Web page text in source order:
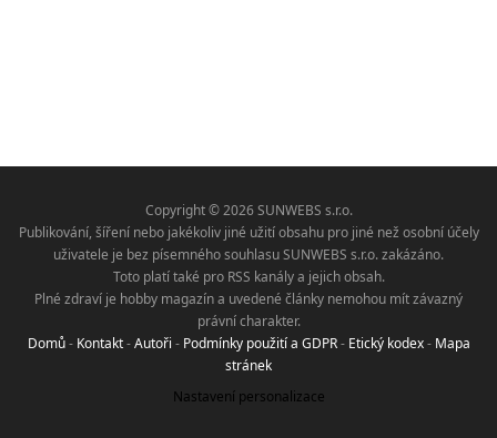
Copyright © 2026 SUNWEBS s.r.o.
Publikování, šíření nebo jakékoliv jiné užití obsahu pro jiné než osobní účely
uživatele je bez písemného souhlasu SUNWEBS s.r.o. zakázáno.
Toto platí také pro RSS kanály a jejich obsah.
Plné zdraví je hobby magazín a uvedené články nemohou mít závazný
právní charakter.
Domů- Kontakt-Autoři - Podmínky použití a GDPR- Etický kodex- Mapa
stránek
Nastavení personalizace